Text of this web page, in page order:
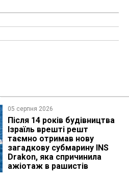
05 серпня 2026
Після 14 років будівництва
Ізраїль врешті решт
таємно отримав нову
загадкову субмарину INS
Drakon, яка спричинила
ажіотаж в рашистів